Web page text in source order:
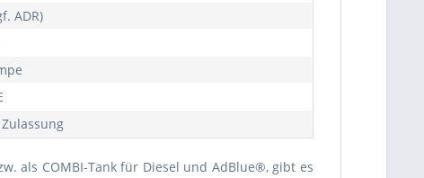
ADR)
Zulassung
als COMBI-Tank für Diesel und AdBlue®, gibt es